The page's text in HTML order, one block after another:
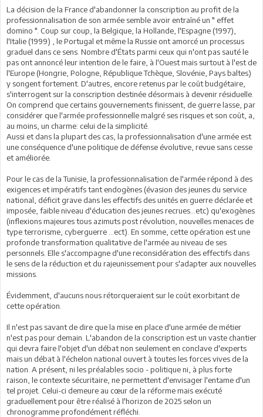
La décision de la France d'abandonner la conscription au profit de la
professionnalisation de son armée semble avoir entraîné un " effet
domino ". Coup sur coup, la Belgique, la Hollande, l'Espagne (1997),
l'Italie (1999) , le Portugal et même la Russie ont amorcé un processus
graduel dans ce sens. Nombre d'États parmi ceux qui n'ont pas sauté le
pas ont annoncé leur intention de le faire, à l'Ouest mais surtout à l'est de
l'Europe (Hongrie, Pologne, République Tchèque, Slovénie, Pays baltes)
y songent fortement. D'autres, encore retenus par le coût budgétaire,
s'interrogent sur la conscription destinée désormais à devenir résiduelle.
On comprend que certains gouvernements finissent, de guerre lasse, par
considérer que l'armée professionnelle malgré ses risques et son coût, a,
au moins, un charme: celui de la simplicité.
Aussi et dans la plupart des cas, la professionnalisation d'une armée est
une conséquence d'une politique de défense évolutive, revue sans cesse
et améliorée.
Pour le cas de la Tunisie, la professionnalisation de l'armée répond à des
exigences et impératifs tant endogènes (évasion des jeunes du service
national, déficit grave dans les effectifs des unités en guerre déclarée et
imposée, faible niveau d'éducation des jeunes recrues...etc) qu'exogènes
(inflexions majeures tous azimuts post révolution, nouvelles menaces de
type terrorisme, cyberguerre ...ect). En somme, cette opération est une
profonde transformation qualitative de l'armée au niveau de ses
personnels. Elle s'accompagne d'une reconsidération des effectifs dans
le sens de la réduction et du rajeunissement pour s'adapter aux nouvelles
missions.
Évidemment, d'aucuns nous rétorqueraient sur le coût exorbitant de
cette opération.
Il n'est pas savant de dire que la mise en place d'une armée de métier
n'est pas pour demain. L'abandon de la conscription est un vaste chantier
qui devra faire l'objet d'un débat non seulement en conclave d'experts
mais un débat à l'échelon national ouvert à toutes les forces vives de la
nation. A présent, ni les préalables socio - politique ni, à plus forte
raison, le contexte sécuritaire, ne permettent d'envisager l'entame d'un
tel projet. Celui-ci demeure au cœur de la réforme mais exécuté
graduellement pour être réalisé à l'horizon de 2025 selon un
chronogramme profondément réfléchi.